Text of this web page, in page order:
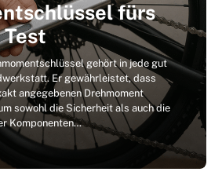
fürs
Test
gehört in jede gut
Er gewährleistet, dass
angegebenen Drehmoment
sowohl die Sicherheit als auch die
Komponenten…